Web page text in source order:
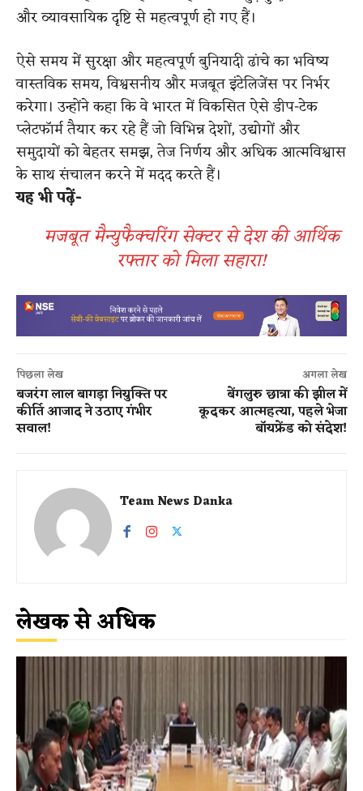
और व्यावसायिक दृष्टि से महत्वपूर्ण हो गए हैं।
ऐसे समय में सुरक्षा और महत्वपूर्ण बुनियादी ढांचे का भविष्य
वास्तविक समय, विश्वसनीय और मजबूत इंटेलिजेंस पर निर्भर
करेगा। उन्होंने कहा कि वे भारत में विकसित ऐसे डीप-टेक
प्लेटफॉर्म तैयार कर रहे हैं जो विभिन्न देशों, उद्योगों और
समुदायों को बेहतर समझ, तेज निर्णय और अधिक आत्मविश्वास
के साथ संचालन करने में मदद करते हैं।
यह भी पढ़ें-
मजबूत मैन्युफैक्चरिंग सेक्टर से देश की आर्थिक
रफ्तार को मिला सहारा!
पिछला लेख
बजरंग लाल बागड़ा नियुक्ति पर
कीर्ति आजाद ने उठाए गंभीर
सवाल!
अगला लेख
बेंगलुरु छात्रा की झील में
कूदकर आत्महत्या, पहले भेजा
बॉयफ्रेंड को संदेश!
Team News Danka
लेखक से अधिक